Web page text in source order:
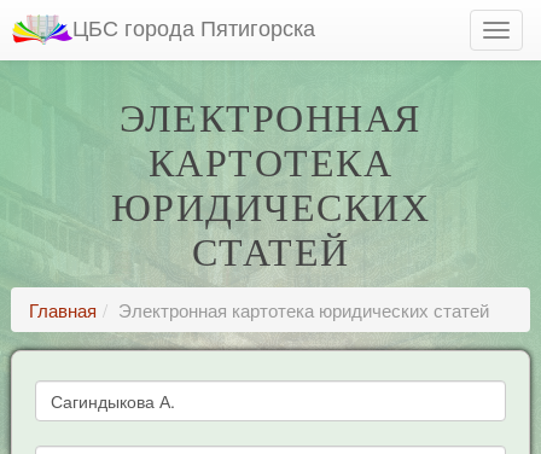
ЦБС города Пятигорска
ЭЛЕКТРОННАЯ
КАРТОТЕКА
ЮРИДИЧЕСКИХ
СТАТЕЙ
Главная Электронная картотека юридических статей